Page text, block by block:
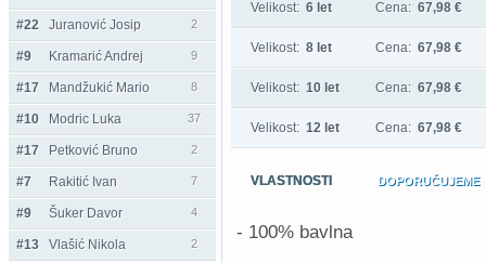
#22 Juranović Josip 2
#9 Kramarić Andrej 9
#17 Mandžukić Mario 8
#10 Modric Luka 37
#17 Petković Bruno 2
#7 Rakitić Ivan 7
#9 Šuker Davor 4
#13 Vlašić Nikola 2
Velikost: 6 let Cena: 67,98 €
Velikost: 8 let Cena: 67,98 €
Velikost: 10 let Cena: 67,98 €
Velikost: 12 let Cena: 67,98 €
VLASTNOSTI DOPORUČUJEME
- 100% bavlna